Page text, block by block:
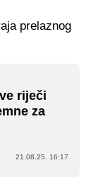
prelaznog
riječi
za
21.08.25. 16:17